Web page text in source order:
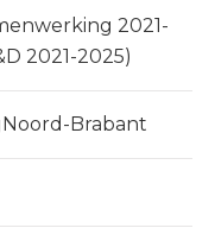
2021-
2021-2025)
Brabant